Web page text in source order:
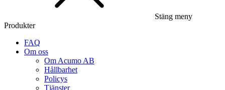
Stäng meny
Produkter
FAQ
Om oss
Om Acumo AB
Hållbarhet
Policys
Tjänster